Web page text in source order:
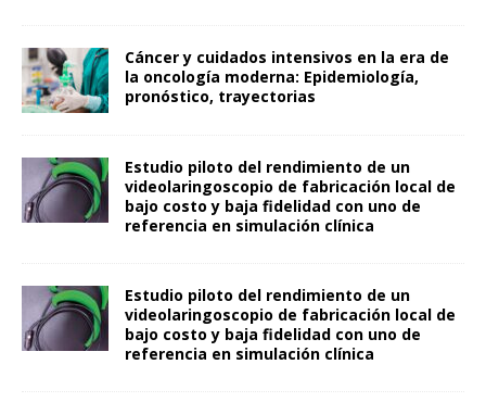
Cáncer y cuidados intensivos en la era de
la oncología moderna: Epidemiología,
pronóstico, trayectorias
Estudio piloto del rendimiento de un
videolaringoscopio de fabricación local de
bajo costo y baja fidelidad con uno de
referencia en simulación clínica
Estudio piloto del rendimiento de un
videolaringoscopio de fabricación local de
bajo costo y baja fidelidad con uno de
referencia en simulación clínica